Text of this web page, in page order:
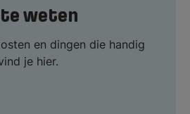
weten
en dingen die handig
je hier.